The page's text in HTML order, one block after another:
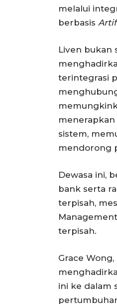
melalui
berbasis
Liven bukan
terintegrasi
sistem,
mendorong
Dewasa ini,
bank serta
terpisah,
terpisah.
Grace
ini ke dalam